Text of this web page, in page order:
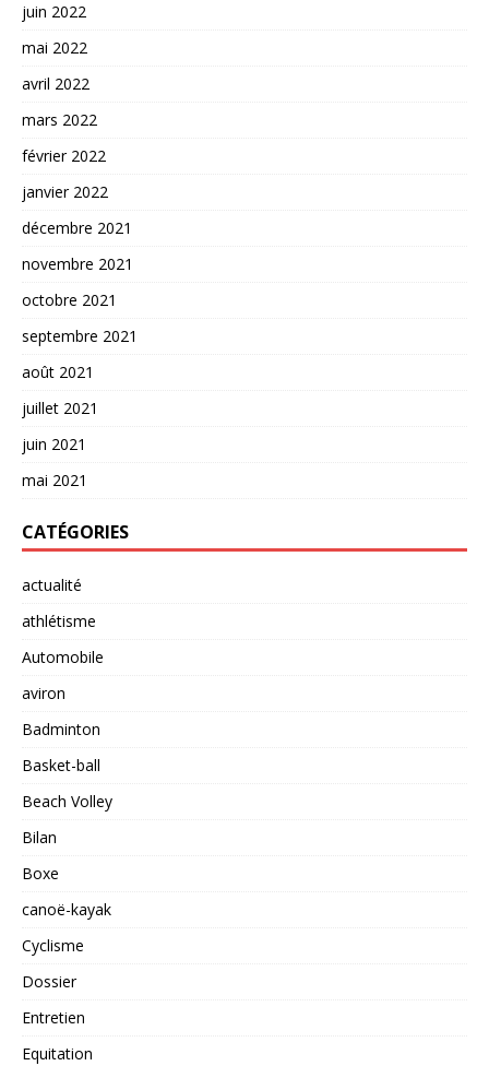
juin 2022
mai 2022
avril 2022
mars 2022
février 2022
janvier 2022
décembre 2021
novembre 2021
octobre 2021
septembre 2021
août 2021
juillet 2021
juin 2021
mai 2021
CATÉGORIES
actualité
athlétisme
Automobile
aviron
Badminton
Basket-ball
Beach Volley
Bilan
Boxe
canoë-kayak
Cyclisme
Dossier
Entretien
Equitation